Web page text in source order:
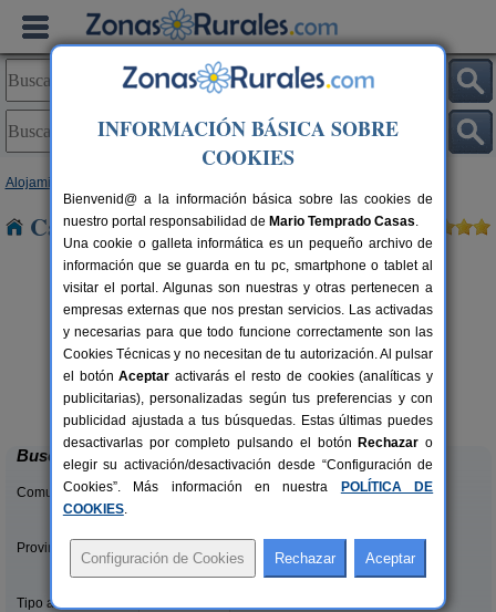
Alojamientos
Casas Rurales cerca de Villafuerte
6+1 pers.
desde30 €
Apartamento Rural La Olmedana
El Olmedo (Valladolid)
Buscar
Comunidades:
Provincias/Islas:
Tipo alquiler:
INFORMACIÓN BÁSICA SOBRE
COOKIES
Bienvenid@ a la información básica sobre las cookies de
nuestro portal responsabilidad de Mario Temprado Casas.
Una cookie o galleta informática es un pequeño archivo de
información que se guarda en tu pc, smartphone o tablet al
visitar el portal. Algunas son nuestras y otras pertenecen a
empresas externas que nos prestan servicios. Las activadas
y necesarias para que todo funcione correctamente son las
Cookies Técnicas y no necesitan de tu autorización. Al pulsar
el botónAceptar activarás el resto de cookies (analíticas y
publicitarias), personalizadas según tus preferencias y con
publicidad ajustada a tus búsquedas. Estas últimas puedes
desactivarlas por completo pulsando el botón Rechazar o
elegir su activación/desactivación desde “Configuración de
Cookies”. Más información en nuestra
POLÍTICA DE
COOKIES.